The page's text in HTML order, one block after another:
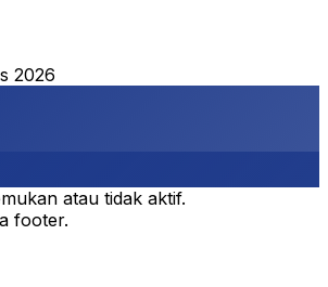
2026
atau tidak aktif.
footer.